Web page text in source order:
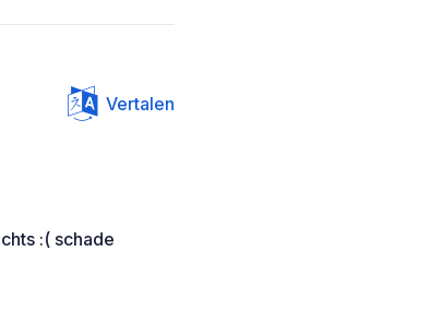
Vertalen
:( schade